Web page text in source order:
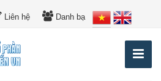
Liên hệ Danh bạ